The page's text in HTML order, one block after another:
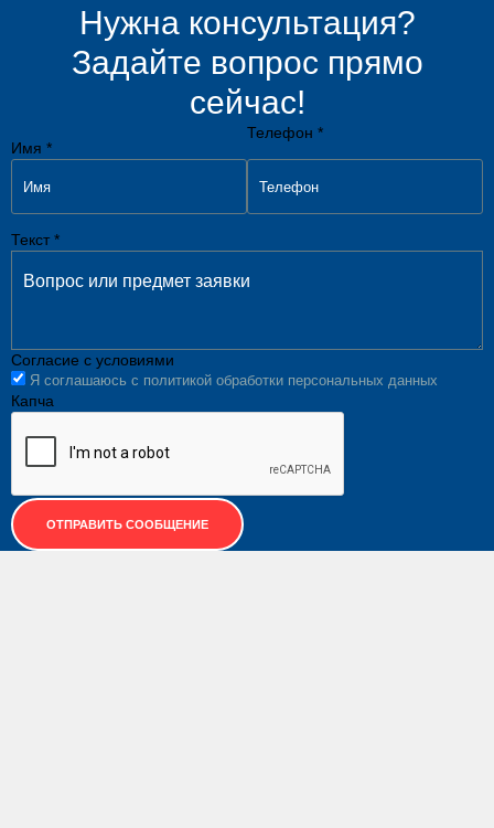
Нужна консультация?
Задайте вопрос прямо
сейчас!
Имя *
Телефон *
Текст *
Согласие с условиями
Я соглашаюсь с политикой обработки персональных данных
Капча